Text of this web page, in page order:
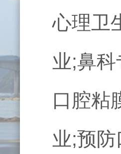
心理卫
业;鼻
口腔粘
业;预